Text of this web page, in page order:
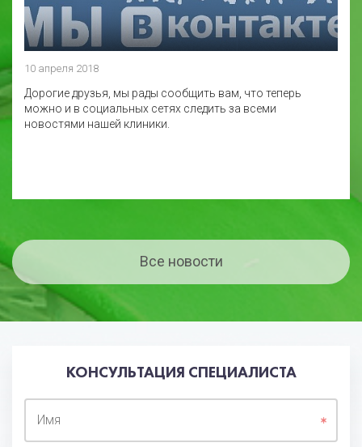
10 апреля 2018
Дорогие друзья, мы рады сообщить вам, что теперь
можно и в социальных сетях следить за всеми
новостями нашей клиники.
Все новости
КОНСУЛЬТАЦИЯ СПЕЦИАЛИСТА
Имя